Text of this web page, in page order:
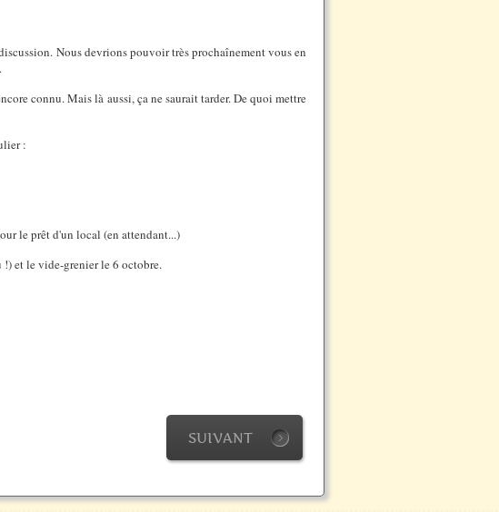
Nous devrions pouvoir très prochaînement vous en
connu. Mais là aussi, ça ne saurait tarder. De quoi mettre
:
le prêt d'un local (en attendant...)
!) et le vide-grenier le 6 octobre.
SUIVANT